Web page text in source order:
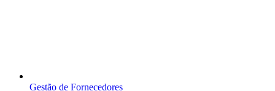
Gestão de Fornecedores